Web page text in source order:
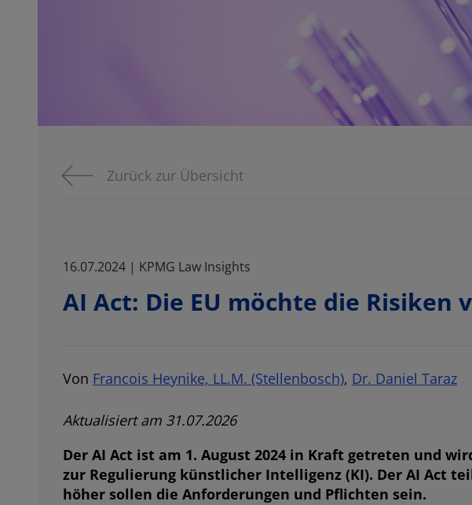
Zurück zur Übersicht
16.07.2024 | KPMG Law Insights
AI Act: Die EU möchte die
Von Francois Heynike, LL.M. (Stellenbosch), Dr. Daniel Taraz
Aktualisiert am 31.07.2026
Der AI Act ist am 1. August 2024 in Kraft getreten und
zur Regulierung künstlicher Intelligenz (KI). Der AI Act
höher sollen die Anforderungen und Pflichten sein.